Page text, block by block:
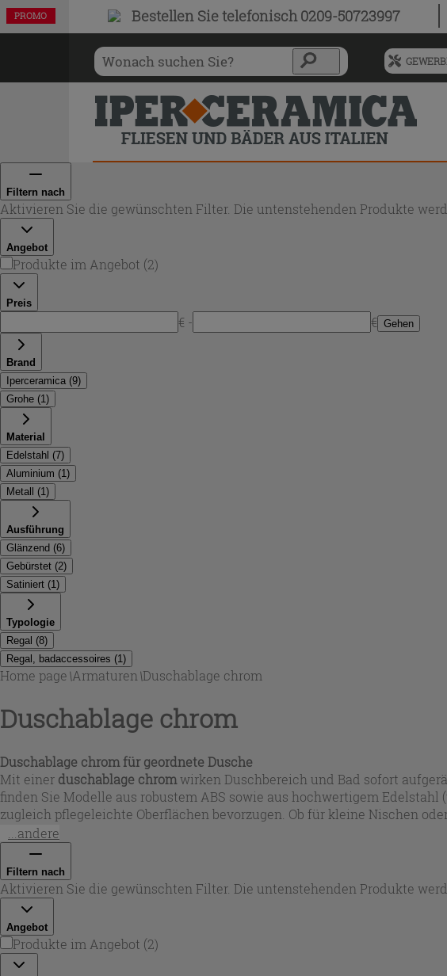
Bestellen Sietelefonisch 0209-50723997
Menü
Siteinhalt
und
Filtern nach
Aktivieren Sie die gewünschten Filter. Die untenstehenden Produkte
Angebot
Produkte im Angebot (2)
Preis
€ - € Gehen
Brand
Iperceramica (9)
Grohe (1)
Material
Edelstahl (7)
Aluminium (1)
Metall
(1)
Ausführung
Glänzend (6)
Gebürstet (2)
Satiniert (1)
Typologie
Regal (8)
Regal, badaccessoires (1)
Home page\Armaturen \Duschablage chrom
Duschablage chrom
Duschablage chrom für geordnete Dusche
Mit einer duschablage chromwirken Duschbereich und Bad sofort
finden Sie Modelle aus robustem ABS sowie aus hochwertigem
zugleich pflegeleichte Oberflächen bevorzugen. Ob für kleine Nischen
für eine langlebige Lösung, die sich harmonisch in verschiedene
...andere
Filtern nach
Aktivieren Sie die gewünschten Filter. Die untenstehenden Produkte
Angebot
Produkte im Angebot (2)
PROMO
PROMO